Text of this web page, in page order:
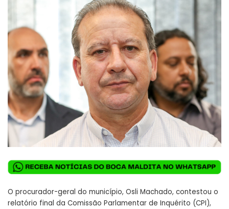
O procurador-geral do município, Osli Machado, contestou o
relatório final da Comissão Parlamentar de Inquérito (CPI),